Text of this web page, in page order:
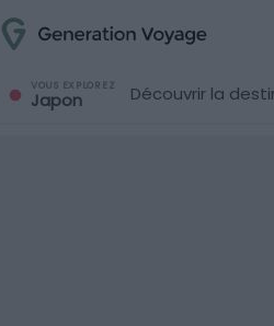
VOUS EXPLOREZ
Japon Découvrir la